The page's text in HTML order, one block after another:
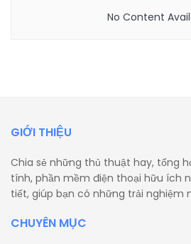
No Content
GIỚI THIỆU
Chia sẻ những thủ thuật hay, tổng
tính, phần mềm điện thoại hữu ích
tiết, giúp bạn có những trải nghiệm
CHUYÊN MỤC